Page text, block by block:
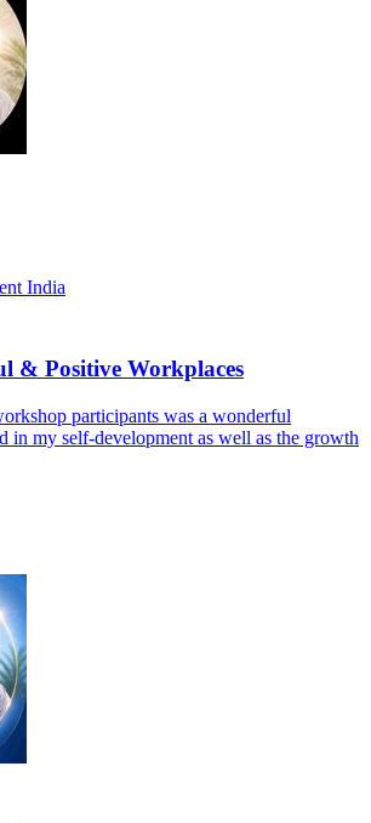
India
& Positive Workplaces
participants was a wonderful
in my self-development as well as the growth